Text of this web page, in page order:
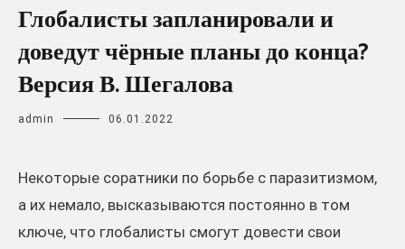
Глобалисты запланировали и
доведут чёрные планы до конца?
Версия В. Шегалова
admin 06.01.2022
Некоторые соратники по борьбе с паразитизмом,
а их немало, высказываются постоянно в том
ключе, что глобалисты смогут довести свои